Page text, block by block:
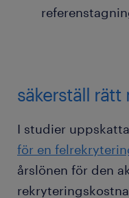
säkerställ
I studier
för en
årslönen för den